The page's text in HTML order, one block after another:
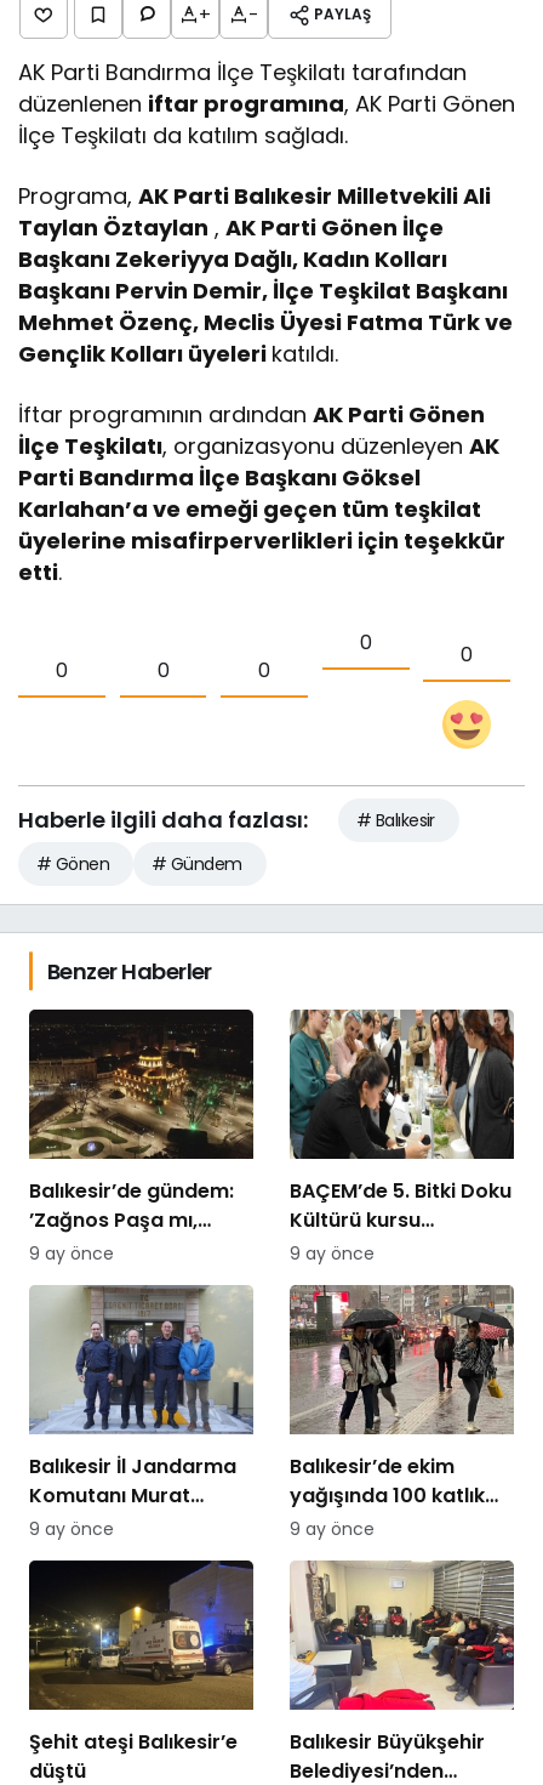
+ - PAYLAŞ
AK Parti Bandırma İlçe Teşkilatı tarafından
düzenlenen iftar programına, AK Parti Gönen
İlçe Teşkilatı da katılım sağladı.
Programa,AK Parti Balıkesir Milletvekili Ali
Taylan Öztaylan ,AK Parti Gönen İlçe
Başkanı Zekeriyya Dağlı, Kadın Kolları
Başkanı Pervin Demir, İlçe Teşkilat Başkanı
Mehmet Özenç, Meclis Üyesi Fatma Türk ve
Gençlik Kolları üyeleri katıldı.
İftar programının ardındanAK Parti Gönen
İlçe Teşkilatı, organizasyonu düzenleyenAK
Parti Bandırma İlçe Başkanı Göksel
Karlahan’a ve emeği geçen tüm teşkilat
üyelerine misafirperverlikleri için teşekkür
etti.
0 0 0
0 0
Haberle ilgili daha fazlası:
# Balıkesir
# Gönen
# Gündem
Benzer Haberler
Balıkesir’de gündem:
’Zağnos Paşa mı,
İsmet Paşa mı
9 ay önce
BAÇEM’de 5. Bitki Doku
Kültürü kursu
tamamlandı
9 ay önce
Balıkesir İl Jandarma
Komutanı Murat
Özer’den Edremit
Ticaret Odasına
9 ay önce
Balıkesir’de ekim
yağışında 100 katlık
artış
9 ay önce
Şehit ateşi Balıkesir’e
düştü
Balıkesir Büyükşehir
Belediyesi’nden